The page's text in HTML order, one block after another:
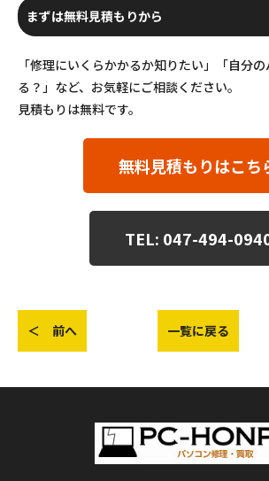
まずは無料見積もりから
「修理にいくらかかるか知りたい」「自分
る？」など、お気軽にご相談ください。
見積もりは無料です。
無料見積もりはこち
TEL: 047-494-
＜ 前へ 一覧に戻る